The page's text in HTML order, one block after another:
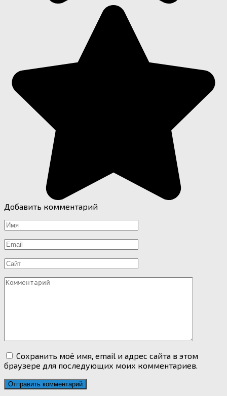
Добавить комментарий
Имя
*
Email
*
Сайт
Комментарий
Сохранить моё имя, email и адрес сайта в этом
браузере для последующих моих комментариев.